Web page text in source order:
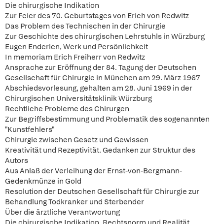
Die chirurgische Indikation
Zur Feier des 70. Geburtstages von Erich von Redwitz
Das Problem des Technischen in der Chirurgie
Zur Geschichte des chirurgischen Lehrstuhls in Würzburg
Eugen Enderlen, Werk und Persönlichkeit
In memoriam Erich Freiherr von Redwitz
Ansprache zur Eröffnung der 84. Tagung der Deutschen
Gesellschaft für Chirurgie in München am 29. März 1967
Abschiedsvorlesung, gehalten am 28. Juni 1969 in der
Chirurgischen Universitätsklinik Würzburg
Rechtliche Probleme des Chirurgen
Zur Begriffsbestimmung und Problematik des sogenannten
"Kunstfehlers"
Chirurgie zwischen Gesetz und Gewissen
Kreativität und Rezeptivität. Gedanken zur Struktur des
Autors
Aus Anlaß der Verleihung der Ernst-von-Bergmann-
Gedenkmünze in Gold
Resolution der Deutschen Gesellschaft für Chirurgie zur
Behandlung Todkranker und Sterbender
Über die ärztliche Verantwortung